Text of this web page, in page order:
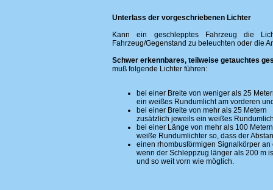
Unterlass der vorgeschriebenen Lichter
Kann ein geschlepptes Fahrzeug die
Fahrzeug/Gegenstand zu beleuchten oder die
Schwer erkennbares, teilweise getauchtes
muß folgende Lichter führen:
bei einer Breite von weniger als 25
ein weißes Rundumlicht am vorderen
bei einer Breite von mehr als 25 Metern
zusätzlich jeweils ein weißes
bei einer Länge von mehr als 100 Metern
weiße Rundumlichter so, dass der
einen rhombusförmigen Signalkörper
wenn der Schleppzug länger als 200 m
und so weit vorn wie möglich.